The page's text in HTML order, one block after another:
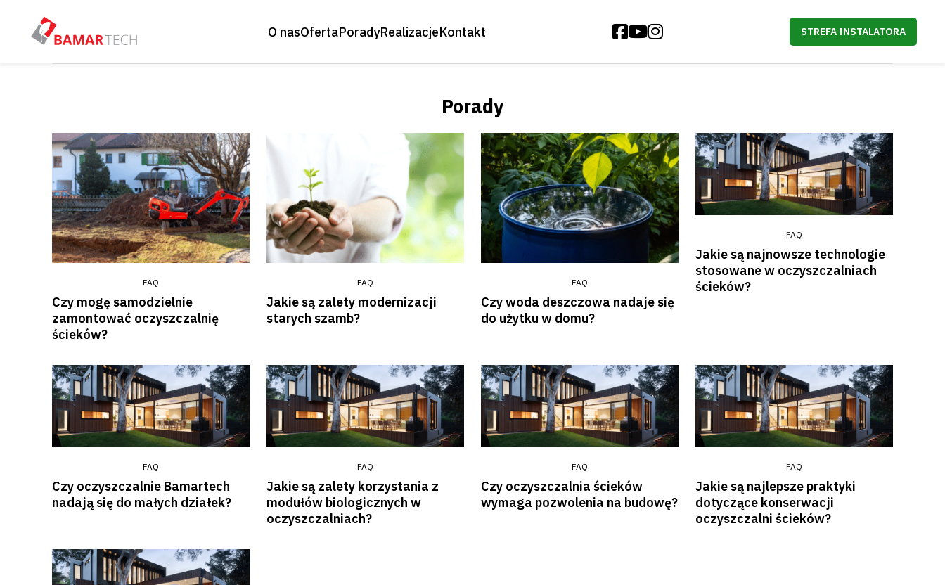
O nasOferta
Moduły Biologiczne
Oczyszczalnie Osiedlowe
Oczyszczalnie Drenażowe
Zestawy Ogrodowe – Deszczówka
Akcesoria
Przepompownie
Biopreparaty
Serwis oczyszczalni ścieków
PoradyRealizacjeKontakt STREFA INSTALATORA
Porady
FAQ
Czy mogę samodzielnie
zamontować oczyszczalnię
ścieków?
FAQ
Jakie są zalety modernizacji
starych szamb?
FAQ
Czy woda deszczowa nadaje się
do użytku w domu?
FAQ
Jakie są najnowsze technologie
stosowane w oczyszczalniach
ścieków?
FAQ
Czy oczyszczalnie Bamartech
nadają się do małych działek?
FAQ
Jakie są zalety korzystania z
modułów biologicznych w
oczyszczalniach?
FAQ
Czy oczyszczalnia ścieków
wymaga pozwolenia na budowę?
FAQ
Jakie są najlepsze praktyki
dotyczące konserwacji
oczyszczalni ścieków?